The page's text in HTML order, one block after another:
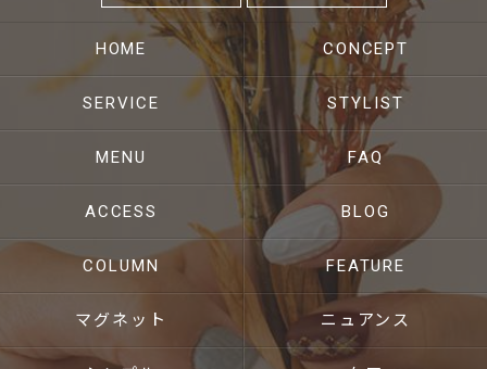
HOME CONCEPT
SERVICE STYLIST
MENU FAQ
ACCESS BLOG
COLUMN FEATURE
マグネット ニュアンス